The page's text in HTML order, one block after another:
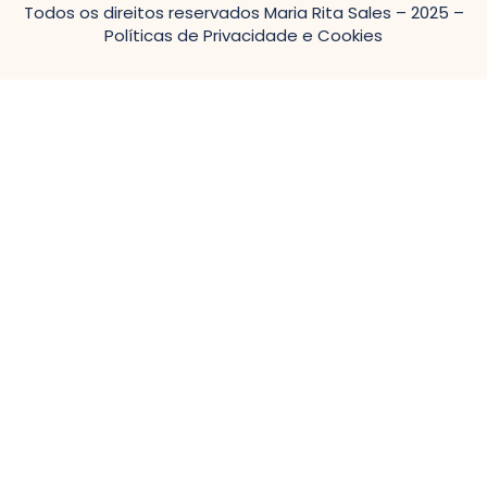
Todos os direitos reservados Maria Rita Sales – 2025 –
Políticas de Privacidade e Cookies